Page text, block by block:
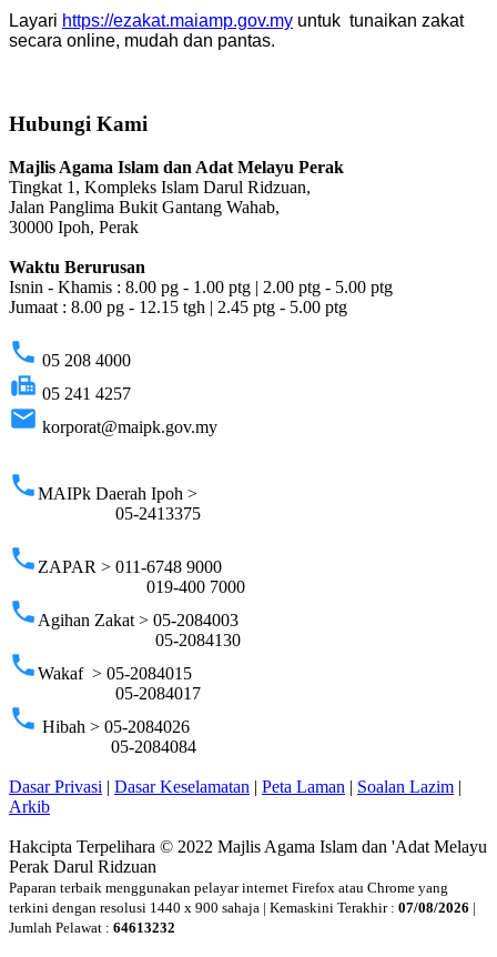
Layari https://ezakat.maiamp.gov.my untuk tunaikan zakat
secara online, mudah dan pantas.
Hubungi Kami
Majlis Agama Islam dan Adat Melayu Perak
Tingkat 1, Kompleks Islam Darul Ridzuan,
Jalan Panglima Bukit Gantang Wahab,
30000 Ipoh, Perak
Waktu Berurusan
Isnin - Khamis : 8.00 pg - 1.00 ptg | 2.00 ptg - 5.00 ptg
Jumaat : 8.00 pg - 12.15 tgh | 2.45 ptg - 5.00 ptg
phone 05 208 4000
fax 05 241 4257
email korporat@maipk.gov.my
phoneMAIPk Daerah Ipoh >
05-2413375
phone ZAPAR > 011-6748 9000
019-400 7000
phone Agihan Zakat > 05-2084003
05-2084130
phoneWakaf > 05-2084015
05-2084017
phone Hibah > 05-2084026
05-2084084
Dasar Privasi | Dasar Keselamatan | Peta Laman | Soalan Lazim |
Arkib
Hakcipta Terpelihara © 2022 Majlis Agama Islam dan 'Adat Melayu
Perak Darul Ridzuan
Paparan terbaik menggunakan pelayar internet Firefox atau Chrome yang
terkini dengan resolusi 1440 x 900 sahaja | Kemaskini Terakhir : 07/08/2026 |
Jumlah Pelawat : 64613232